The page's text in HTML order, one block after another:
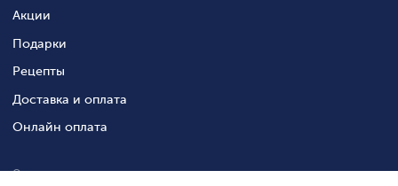
Акции
Подарки
Рецепты
Доставка и оплата
Онлайн оплата
О компании